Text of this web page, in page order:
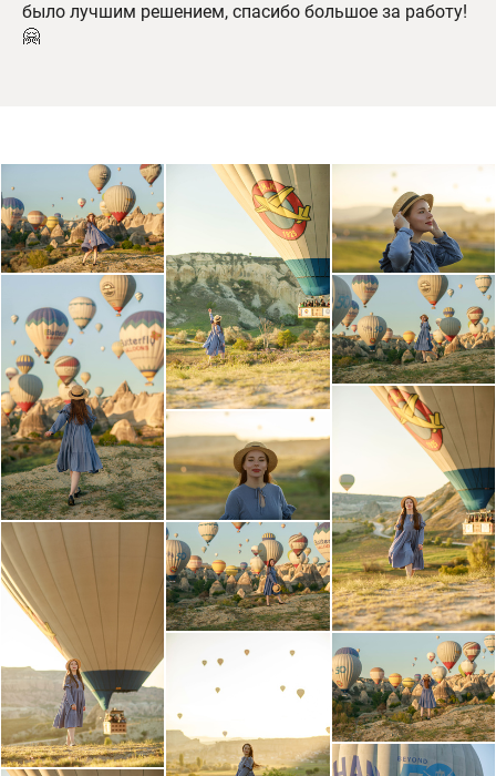
было лучшим решением, спасибо большое за работу!
🤗